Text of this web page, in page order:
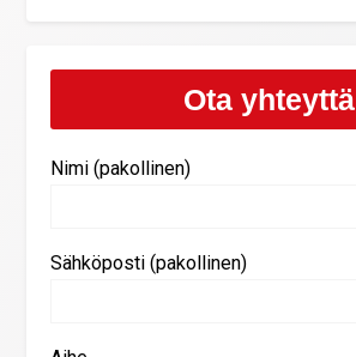
Ota yhteyttä
Nimi (pakollinen)
Sähköposti (pakollinen)